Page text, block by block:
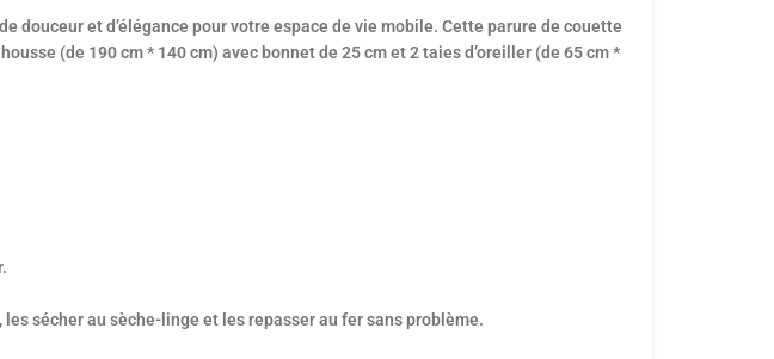
douceur et d’élégance pour votre espace de vie mobile. Cette parure de couette
(de 190 cm * 140 cm) avec bonnet de 25 cm et 2 taies d’oreiller (de 65 cm *
sécher au sèche-linge et les repasser au fer sans problème.